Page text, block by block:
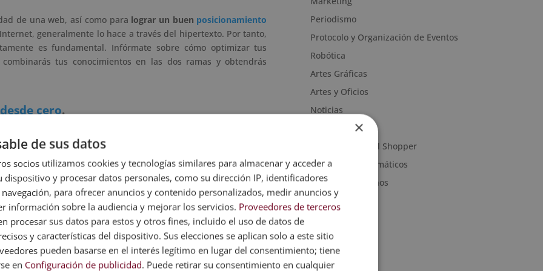
de una web, así como para lograr un buen posicionamiento
generalmente lo hace a través del hipertexto. Por tanto,
es fundamental. Infórmate sobre cómo optimizar tus
tus conocimientos en las dos ramas y obtendrás
cero.
Estos elementos sonmuy cómodos y rápidos de verpara un
y no sobrecargaruna página o anuncio. Si esto sucede, el
crear un contenido demasiado pesado puede perjudicar todo
siguiendo el anterior caso, Google posicionará tu web mucho
de espera que debe invertir un usuario.
o bienenlazarla con otras webs
, esta es tu opción. Unos
Periodismo
Protocolo y Organización de Eventos
Robótica
Artes Gráficas
Artes y Oficios
Noticias
Moda & Personal Shopper
Programas informáticos
Recursos Humanos
×
de sus datos
socios utilizamos cookies y tecnologías similares para almacenar y acceder a
dispositivo y procesar datos personales, como su dirección IP, identificadores
para ofrecer anuncios y contenido personalizados, medir anuncios y
información sobre la audiencia y mejorar los servicios. Proveedores de terceros
procesar sus datos para estos y otros fines, incluido el uso de datos de
y características del dispositivo. Sus elecciones se aplican solo a este sitio
pueden basarse en el interés legítimo en lugar del consentimiento; tiene
en Configuración de publicidad. Puede retirar su consentimiento en cualquier